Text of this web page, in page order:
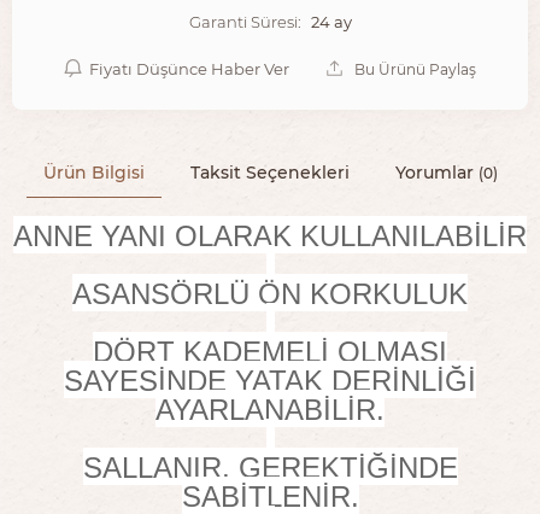
Garanti Süresi: 24 ay
Fiyatı Düşünce Haber Ver Bu Ürünü Paylaş
Ürün Bilgisi Taksit Seçenekleri Yorumlar (0)
ANNE YANI OLARAK KULLANILABİLİR
ASANSÖRLÜ ÖN KORKULUK
DÖRT KADEMELİ OLMASI
SAYESİNDE YATAK DERİNLİĞİ
AYARLANABİLİR.
SALLANIR, GEREKTİĞİNDE
SABİTLENİR.